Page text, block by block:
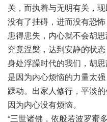
关，而执着与无明有关，
没有了挂碍，进而没有恐
患得患失，内心就不会胡
究竟涅槃，达到安静的状
身处浮躁时代的我们，胡
是因为内心烦恼的力量太
躁动。出家人修行，平淡
因为内心没有烦恼。
“三世诸佛，依般若波罗蜜